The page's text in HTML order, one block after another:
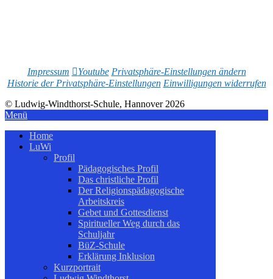
Impressum Youtube Privatsphäre-Einstellungen ändern
Historie der Privatsphäre-Einstellungen Einwilligungen widerrufen
© Ludwig-Windthorst-Schule, Hannover 2026
Menü
Home
LuWi
Profil
Pädagogisches Profil
Das christliche Profil
Der Religionspädagogische
Arbeitskreis
Gebet und Gottesdienst
Spiritueller Weg durch das
Schuljahr
BüZ-Schule
Erklärung Inklusion
Kurzportrait